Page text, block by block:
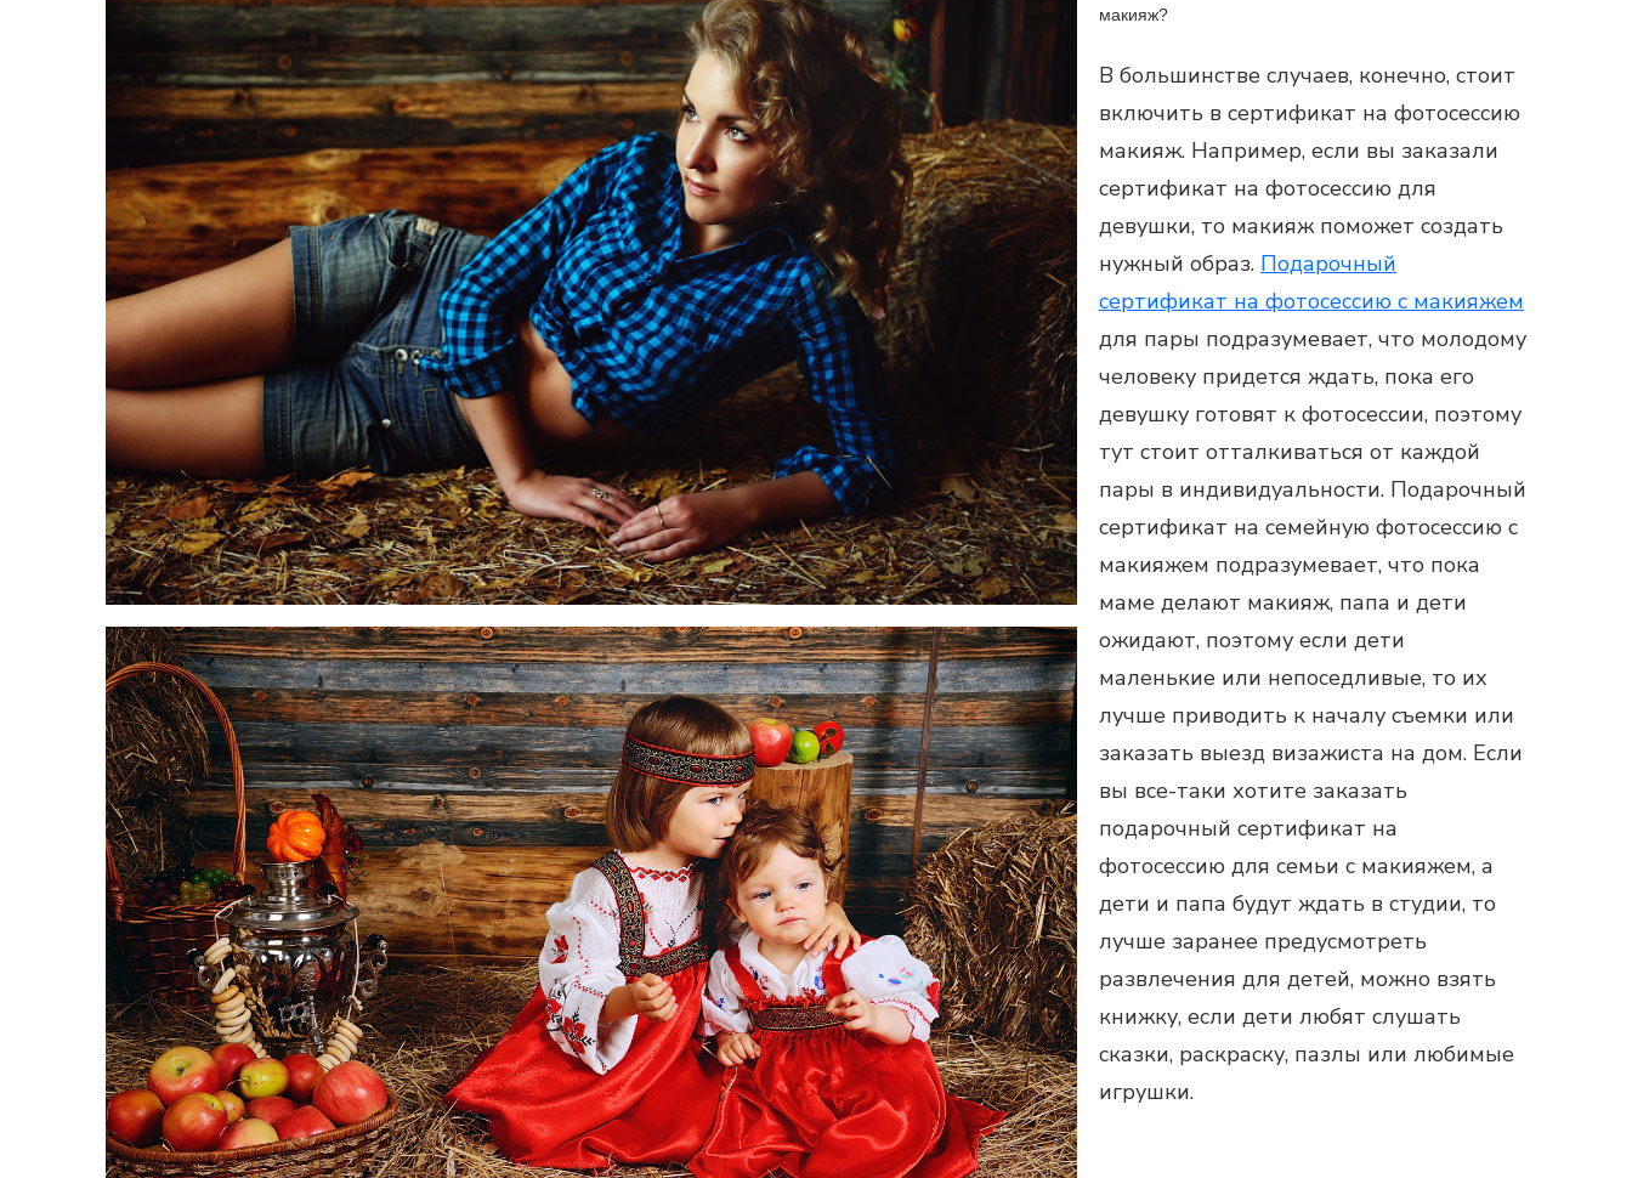
макияж?
В большинстве случаев, конечно, стоит
включить в сертификат на фотосессию
макияж. Например, если вы заказали
сертификат на фотосессию для
девушки, то макияж поможет создать
нужный образ. Подарочный
сертификат на фотосессию с макияжем
для пары подразумевает, что молодому
человеку придется ждать, пока его
девушку готовят к фотосессии, поэтому
тут стоит отталкиваться от каждой
пары в индивидуальности. Подарочный
сертификат на семейную фотосессию с
макияжем подразумевает, что пока
маме делают макияж, папа и дети
ожидают, поэтому если дети
маленькие или непоседливые, то их
лучше приводить к началу съемки или
заказать выезд визажиста на дом. Если
вы все-таки хотите заказать
подарочный сертификат на
фотосессию для семьи с макияжем, а
дети и папа будут ждать в студии, то
лучше заранее предусмотреть
развлечения для детей, можно взять
книжку, если дети любят слушать
сказки, раскраску, пазлы или любимые
игрушки.